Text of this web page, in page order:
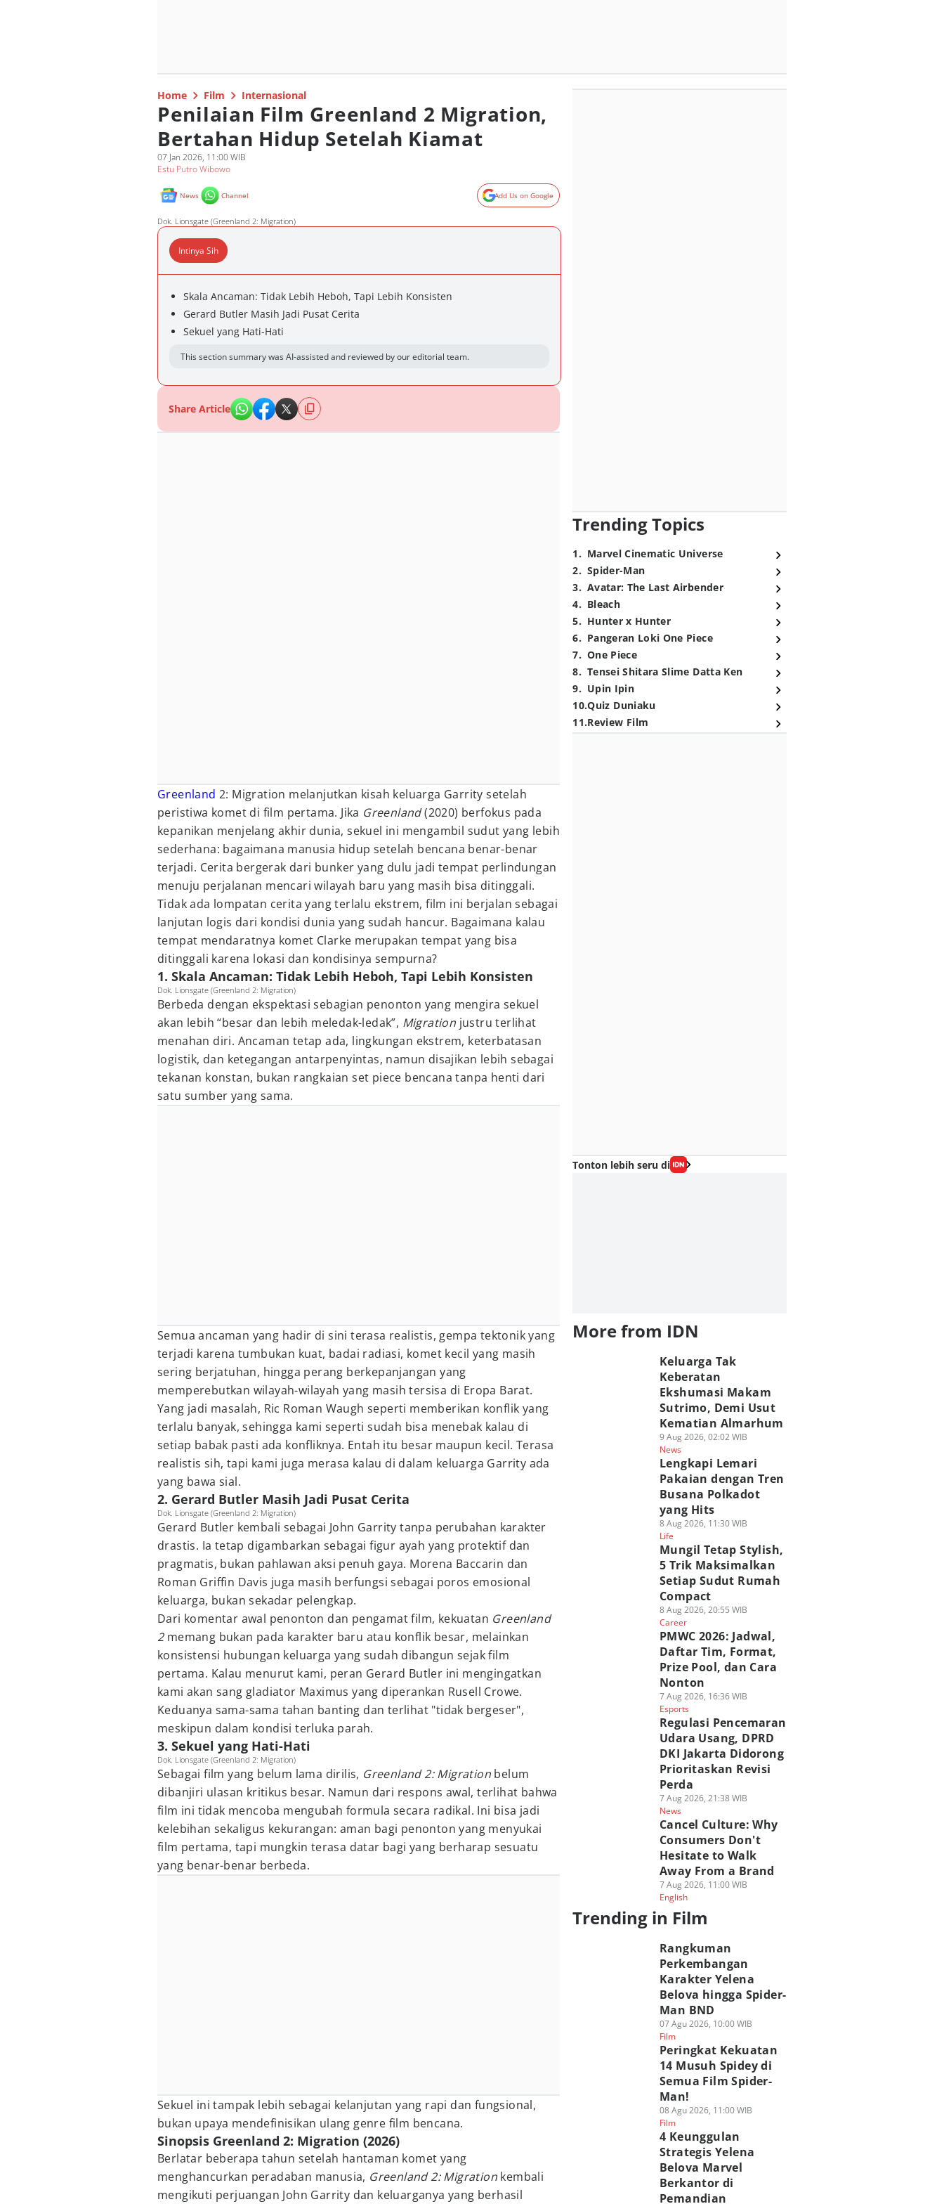
Home Film Internasional
Penilaian Film Greenland 2 Migration,
Bertahan Hidup Setelah Kiamat
07 Jan 2026, 11:00 WIB
Estu Putro Wibowo
News Channel Add Us on Google
Dok. Lionsgate (Greenland 2: Migration)
Intinya Sih
Skala Ancaman: Tidak Lebih Heboh, Tapi Lebih Konsisten
Gerard Butler Masih Jadi Pusat Cerita
Sekuel yang Hati-Hati
This section summary was AI-assisted and reviewed by our editorial team.
Share Article
Greenland 2: Migration melanjutkan kisah keluarga Garrity setelah
peristiwa komet di film pertama. Jika Greenland(2020) berfokus pada
kepanikan menjelang akhir dunia, sekuel ini mengambil sudut yang lebih
sederhana: bagaimana manusia hidup setelah bencana benar-benar
terjadi. Cerita bergerak dari bunker yang dulu jadi tempat perlindungan
menuju perjalanan mencari wilayah baru yang masih bisa ditinggali.
Tidak ada lompatan cerita yang terlalu ekstrem, film ini berjalan sebagai
lanjutan logis dari kondisi dunia yang sudah hancur. Bagaimana kalau
tempat mendaratnya komet Clarke merupakan tempat yang bisa
ditinggali karena lokasi dan kondisinya sempurna?
1. Skala Ancaman: Tidak Lebih Heboh, Tapi Lebih Konsisten
Dok. Lionsgate (Greenland 2: Migration)
Berbeda dengan ekspektasi sebagian penonton yang mengira sekuel
akan lebih “besar dan lebih meledak-ledak”, Migration justru terlihat
menahan diri. Ancaman tetap ada, lingkungan ekstrem, keterbatasan
logistik, dan ketegangan antarpenyintas, namun disajikan lebih sebagai
tekanan konstan, bukan rangkaian set piece bencana tanpa henti dari
satu sumber yang sama.
Semua ancaman yang hadir di sini terasa realistis, gempa tektonik yang
terjadi karena tumbukan kuat, badai radiasi, komet kecil yang masih
sering berjatuhan, hingga perang berkepanjangan yang
memperebutkan wilayah-wilayah yang masih tersisa di Eropa Barat.
Yang jadi masalah, Ric Roman Waugh seperti memberikan konflik yang
terlalu banyak, sehingga kami seperti sudah bisa menebak kalau di
setiap babak pasti ada konfliknya. Entah itu besar maupun kecil. Terasa
realistis sih, tapi kami juga merasa kalau di dalam keluarga Garrity ada
yang bawa sial.
2. Gerard Butler Masih Jadi Pusat Cerita
Dok. Lionsgate (Greenland 2: Migration)
Gerard Butler kembali sebagai John Garrity tanpa perubahan karakter
drastis. Ia tetap digambarkan sebagai figur ayah yang protektif dan
pragmatis, bukan pahlawan aksi penuh gaya. Morena Baccarin dan
Roman Griffin Davis juga masih berfungsi sebagai poros emosional
keluarga, bukan sekadar pelengkap.
Dari komentar awal penonton dan pengamat film, kekuatan Greenland
2memang bukan pada karakter baru atau konflik besar, melainkan
konsistensi hubungan keluarga yang sudah dibangun sejak film
pertama. Kalau menurut kami, peran Gerard Butler ini mengingatkan
kami akan sang gladiator Maximus yang diperankan Rusell Crowe.
Keduanya sama-sama tahan banting dan terlihat "tidak bergeser",
meskipun dalam kondisi terluka parah.
3. Sekuel yang Hati-Hati
Dok. Lionsgate (Greenland 2: Migration)
Sebagai film yang belum lama dirilis, Greenland 2: Migration belum
dibanjiri ulasan kritikus besar. Namun dari respons awal, terlihat bahwa
film ini tidak mencoba mengubah formula secara radikal. Ini bisa jadi
kelebihan sekaligus kekurangan: aman bagi penonton yang menyukai
film pertama, tapi mungkin terasa datar bagi yang berharap sesuatu
yang benar-benar berbeda.
Sekuel ini tampak lebih sebagai kelanjutan yang rapi dan fungsional,
bukan upaya mendefinisikan ulang genre film bencana.
Sinopsis Greenland 2: Migration (2026)
Berlatar beberapa tahun setelah hantaman komet yang
menghancurkan peradaban manusia, Greenland 2: Migration kembali
mengikuti perjuangan John Garrity dan keluarganya yang berhasil
Trending Topics
1. Marvel Cinematic Universe
2. Spider-Man
3. Avatar: The Last Airbender
4. Bleach
5. Hunter x Hunter
6. Pangeran Loki One Piece
7. One Piece
8. Tensei Shitara Slime Datta Ken
9. Upin Ipin
10.Quiz Duniaku
11.Review Film
Tonton lebih seru di
More from IDN
Keluarga Tak
Keberatan
Ekshumasi Makam
Sutrimo, Demi Usut
Kematian Almarhum
9 Aug 2026, 02:02 WIB
News
Lengkapi Lemari
Pakaian dengan Tren
Busana Polkadot
yang Hits
8 Aug 2026, 11:30 WIB
Life
Mungil Tetap Stylish,
5 Trik Maksimalkan
Setiap Sudut Rumah
Compact
8 Aug 2026, 20:55 WIB
Career
PMWC 2026: Jadwal,
Daftar Tim, Format,
Prize Pool, dan Cara
Nonton
7 Aug 2026, 16:36 WIB
Esports
Regulasi Pencemaran
Udara Usang, DPRD
DKI Jakarta Didorong
Prioritaskan Revisi
Perda
7 Aug 2026, 21:38 WIB
News
Cancel Culture: Why
Consumers Don't
Hesitate to Walk
Away From a Brand
7 Aug 2026, 11:00 WIB
English
Trending in Film
Rangkuman
Perkembangan
Karakter Yelena
Belova hingga Spider-
Man BND
07 Agu 2026, 10:00 WIB
Film
Peringkat Kekuatan
14 Musuh Spidey di
Semua Film Spider-
Man!
08 Agu 2026, 11:00 WIB
Film
4 Keunggulan
Strategis Yelena
Belova Marvel
Berkantor di
Pemandian